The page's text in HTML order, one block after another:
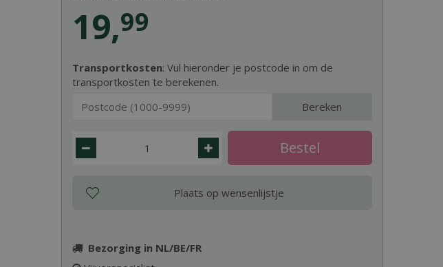
Transportkosten: Vul hieronder je postcode in om de
transportkosten te berekenen.
Bereken
19,99
Bezorging in NL/BE/FR